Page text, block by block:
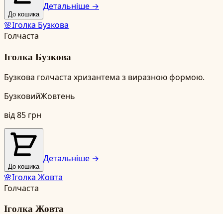
До кошика
Детальніше →
🌸Іголка Бузкова
Голчаста
Іголка Бузкова
Бузкова голчаста хризантема з виразною формою.
БузковийЖовтень
від85 грн
До кошика
Детальніше →
🌸Іголка Жовта
Голчаста
Іголка Жовта